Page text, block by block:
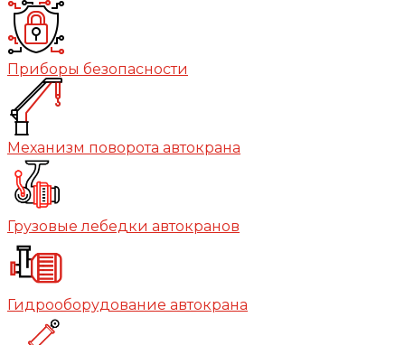
Приборы безопасности
Механизм поворота автокрана
Грузовые лебедки автокранов
Гидрооборудование автокрана